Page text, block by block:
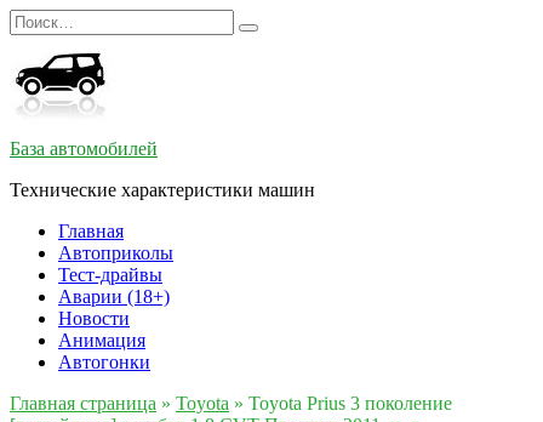
Перейти
к
содержанию
Search
for:
База автомобилей
Технические характеристики машин
Главная
Автоприколы
Тест-драйвы
Аварии (18+)
Новости
Анимация
Автогонки
Главная страница » Toyota » Toyota Prius 3 поколение